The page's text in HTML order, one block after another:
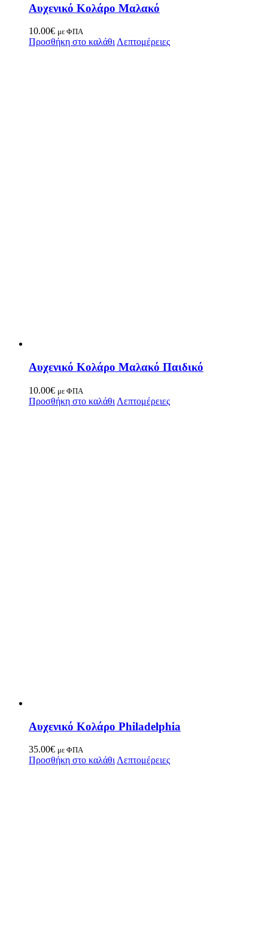
Αυχενικό Κολάρο Μαλακό
10.00€ με ΦΠΑ
Προσθήκη στο καλάθιΛεπτομέρειες
Αυχενικό Κολάρο Μαλακό Παιδικό
10.00€ με ΦΠΑ
Προσθήκη στο καλάθι Λεπτομέρειες
Αυχενικό Κολάρο Philadelphia
35.00€ με ΦΠΑ
Προσθήκη στο καλάθι Λεπτομέρειες